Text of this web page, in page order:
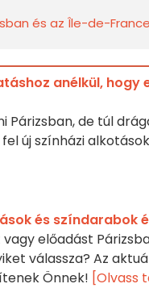
és az Île-de-
anélkül, hogy
de túl
új színházi
és színdarabok
előadást
válassza? Az
Önnek! [Olvass